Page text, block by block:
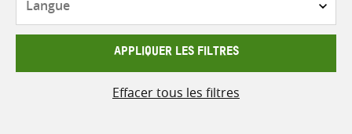
APPLIQUER LES FILTRES
Effacer tous les filtres